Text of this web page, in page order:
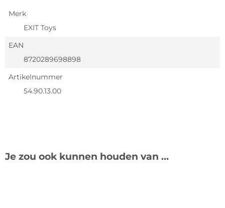
Merk
EXIT Toys
EAN
8720289698898
Artikelnummer
54.90.13.00
Je zou ook kunnen houden van …